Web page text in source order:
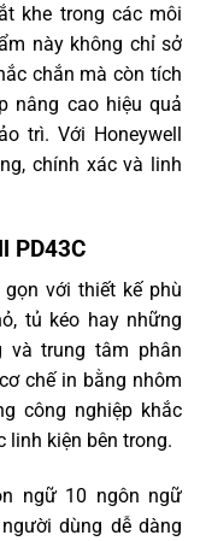
khe trong các môi
này không chỉ sở
chắn mà còn tích
nâng cao hiệu quả
trì. Với Honeywell
chính xác và linh
PD43C
gọn với thiết kế phù
tủ kéo hay những
và trung tâm phân
chế in bằng nhôm
công nghiệp khắc
linh kiện bên trong.
ngữ 10 ngôn ngữ
dùng dễ dàng